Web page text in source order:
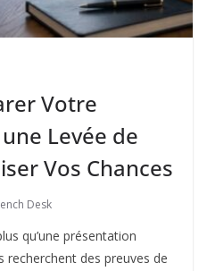
Votre
Levée de
Vos Chances
Desk
qu’une présentation
recherchent des preuves de